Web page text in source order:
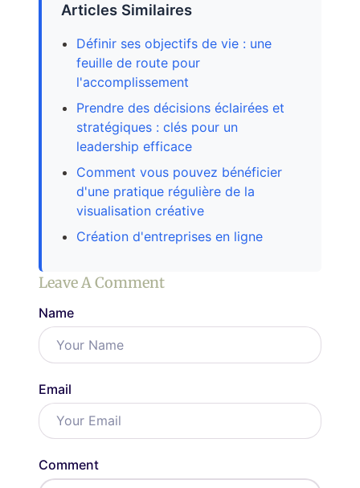
Articles Similaires
Définir ses objectifs de vie : une
feuille de route pour
l'accomplissement
Prendre des décisions éclairées et
stratégiques : clés pour un
leadership efficace
Comment vous pouvez bénéficier
d'une pratique régulière de la
visualisation créative
Création d'entreprises en ligne
Leave A Comment
Name
Email
Comment